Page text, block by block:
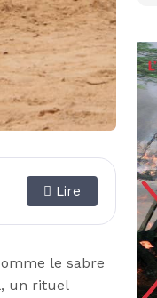
Lire
le sabre
un rituel